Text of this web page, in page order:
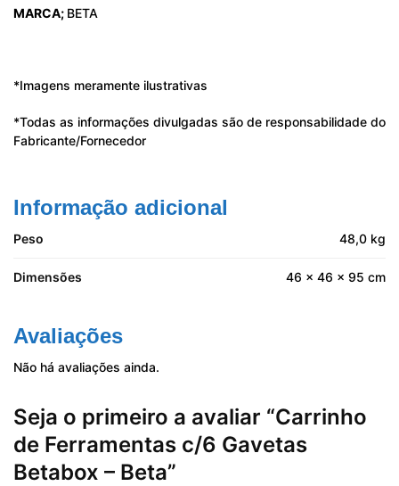
MARCA; BETA
*Imagens meramente ilustrativas
*Todas as informações divulgadas são de responsabilidade do
Fabricante/Fornecedor
Informação adicional
Peso 48,0 kg
Dimensões 46 × 46 × 95 cm
Avaliações
Não há avaliações ainda.
Seja o primeiro a avaliar “Carrinho
de Ferramentas c/6 Gavetas
Betabox – Beta”